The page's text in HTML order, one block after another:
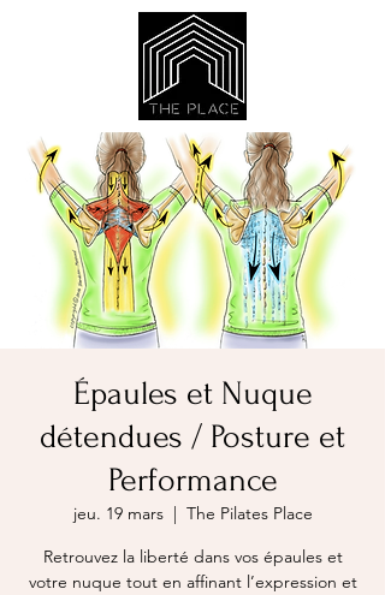
Épaules et Nuque
détendues / Posture et
Performance
jeu. 19 mars
  |
The Pilates Place
Retrouvez la liberté dans vos épaules et
votre nuque tout en affinant l’expression et